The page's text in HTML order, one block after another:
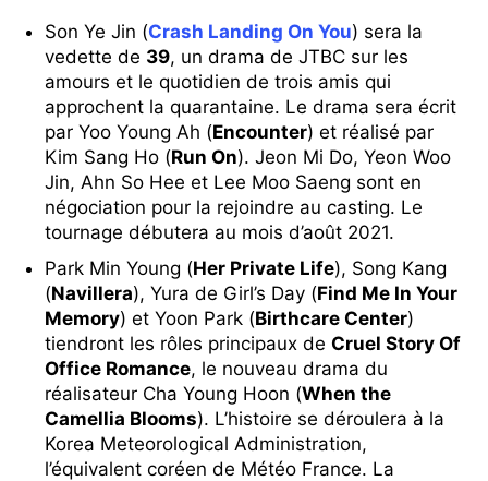
Son Ye Jin (Crash Landing On You) sera la
vedette de 39, un drama de JTBC sur les
amours et le quotidien de trois amis qui
approchent la quarantaine. Le drama sera écrit
par Yoo Young Ah (Encounter) et réalisé par
Kim Sang Ho (Run On). Jeon Mi Do, Yeon Woo
Jin, Ahn So Hee et Lee Moo Saeng sont en
négociation pour la rejoindre au casting. Le
tournage débutera au mois d’août 2021.
Park Min Young (Her Private Life), Song Kang
(Navillera), Yura de Girl’s Day (Find Me In Your
Memory) et Yoon Park (Birthcare Center)
tiendront les rôles principaux de Cruel Story Of
Office Romance, le nouveau drama du
réalisateur Cha Young Hoon (When the
Camellia Blooms). L’histoire se déroulera à la
Korea Meteorological Administration,
l’équivalent coréen de Météo France. La